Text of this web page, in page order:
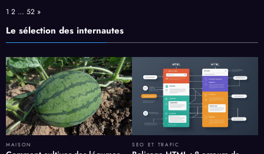
Page:
1 2 … 52 Next
»
Le sélection des internautes
MAISON SEO ET TRAFIC